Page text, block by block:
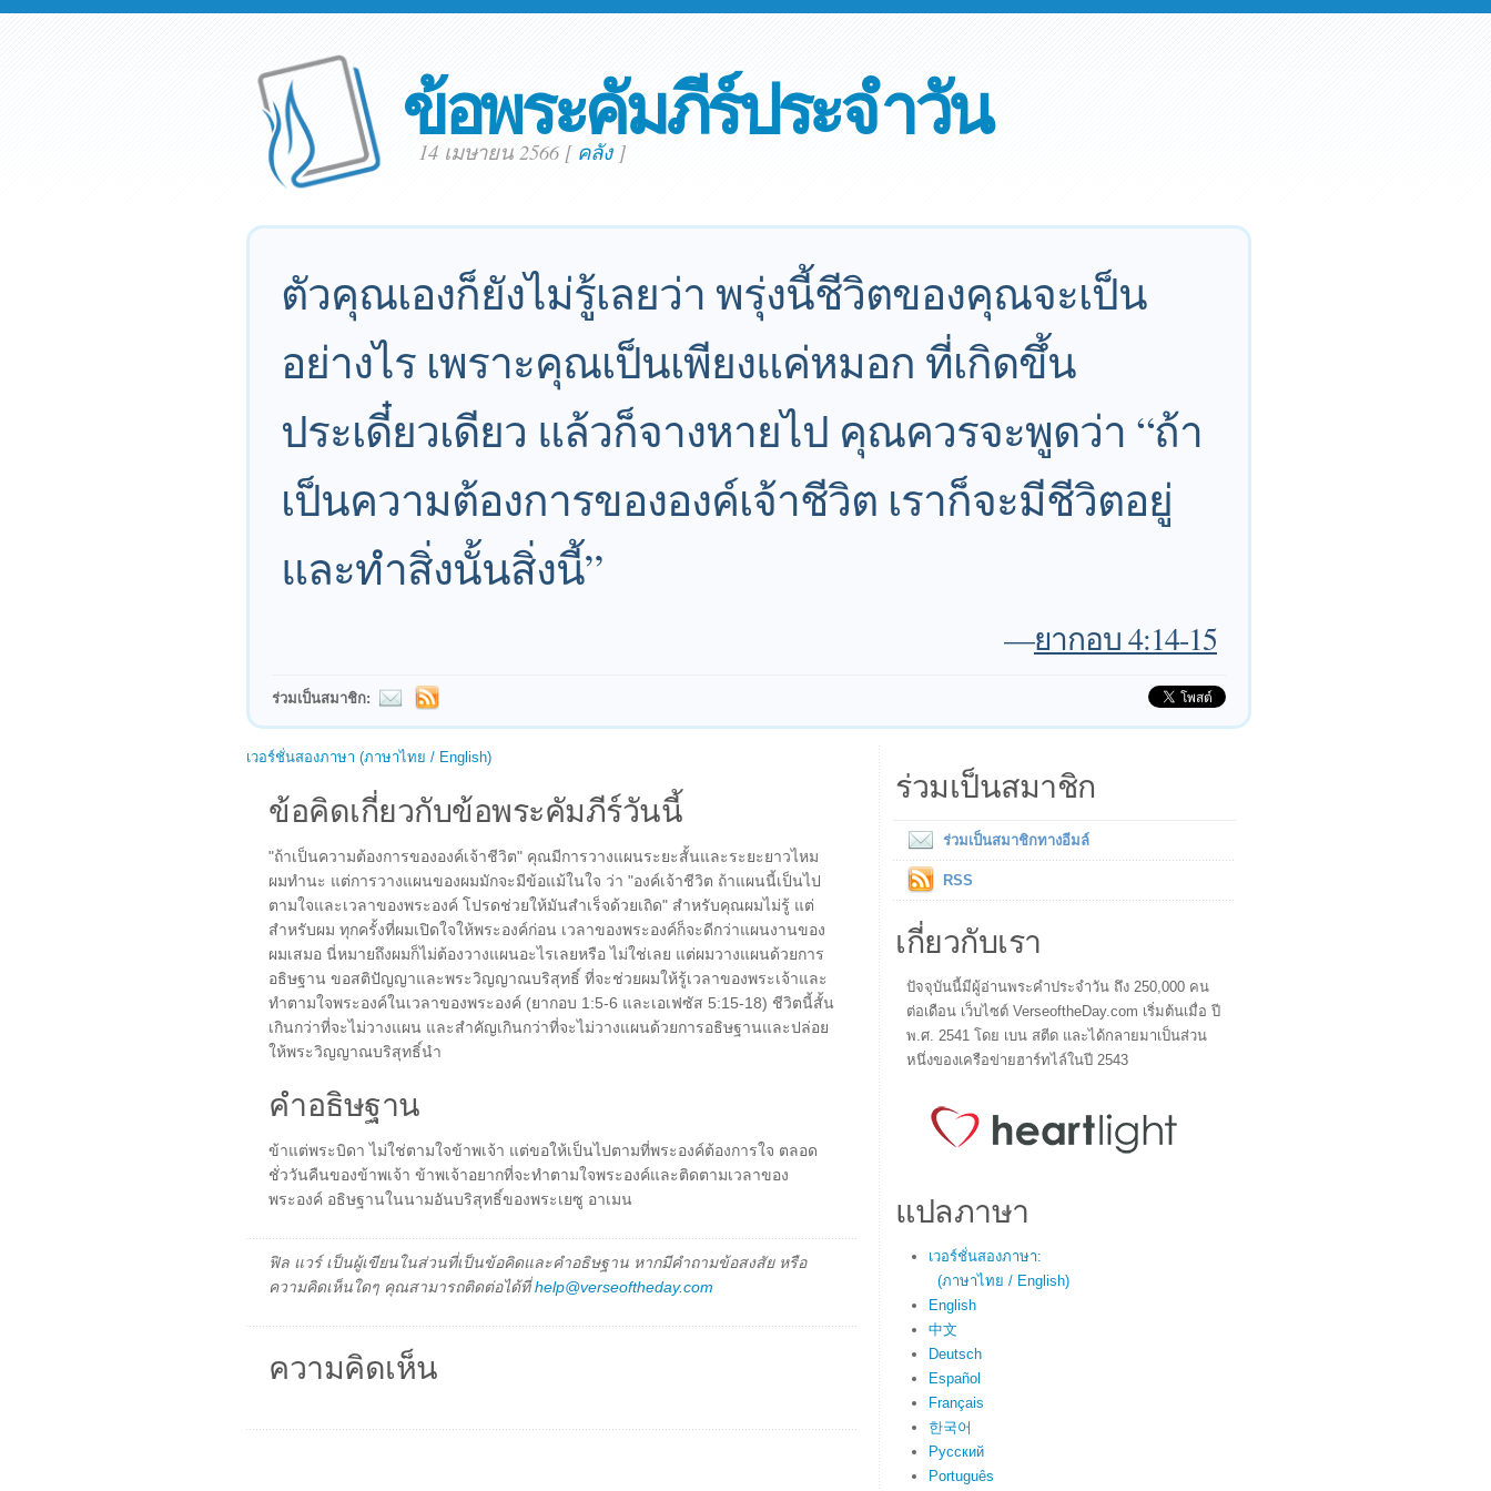
ข้อพระคัมภีร์ประจำวัน
14 เมษายน 2566 [ คลัง]
ตัวคุณเองก็ยังไม่รู้เลยว่า พรุ่งนี้ชีวิตของคุณจะเป็น
อย่างไร เพราะคุณเป็นเพียงแค่หมอก ที่เกิดขึ้น
ประเดี๋ยวเดียว แล้วก็จางหายไป คุณควรจะพูดว่า “ถ้า
เป็นความต้องการขององค์เจ้าชีวิต เราก็จะมีชีวิตอยู่
และทำสิ่งนั้นสิ่งนี้”
—ยากอบ 4:14-15
ร่วมเป็นสมาชิก:
เวอร์ชั่นสองภาษา (ภาษาไทย / English)
ข้อคิดเกี่ยวกับข้อพระคัมภีร์วันนี้
"ถ้าเป็นความต้องการขององค์เจ้าชีวิต" คุณมีการวางแผนระยะสั้นและระยะยาวไหม
ผมทำนะ แต่การวางแผนของผมมักจะมีข้อแม้ในใจ ว่า "องค์เจ้าชีวิต ถ้าแผนนี้เป็นไป
ตามใจและเวลาของพระองค์ โปรดช่วยให้มันสำเร็จด้วยเถิด" สำหรับคุณผมไม่รู้ แต่
สำหรับผม ทุกครั้งที่ผมเปิดใจให้พระองค์ก่อน เวลาของพระองค์ก็จะดีกว่าแผนงานของ
ผมเสมอ นี่หมายถึงผมก็ไม่ต้องวางแผนอะไรเลยหรือ ไม่ใช่เลย แต่ผมวางแผนด้วยการ
อธิษฐาน ขอสติปัญญาและพระวิญญาณบริสุทธิ์ ที่จะช่วยผมให้รู้เวลาของพระเจ้าและ
ทำตามใจพระองค์ในเวลาของพระองค์ (ยากอบ 1:5-6 และเอเฟซัส 5:15-18) ชีวิตนี้สั้น
เกินกว่าที่จะไม่วางแผน และสำคัญเกินกว่าที่จะไม่วางแผนด้วยการอธิษฐานและปล่อย
ให้พระวิญญาณบริสุทธิ์นำ
คำอธิษฐาน
ข้าแต่พระบิดา ไม่ใช่ตามใจข้าพเจ้า แต่ขอให้เป็นไปตามที่พระองค์ต้องการใจ ตลอด
ชั่ววันคืนของข้าพเจ้า ข้าพเจ้าอยากที่จะทำตามใจพระองค์และติดตามเวลาของ
พระองค์ อธิษฐานในนามอันบริสุทธิ์ของพระเยซู อาเมน
ฟิล แวร์ เป็นผู้เขียนในส่วนที่เป็นข้อคิดและคำอธิษฐาน หากมีคำถามข้อสงสัย หรือ
ความคิดเห็นใดๆ คุณสามารถติดต่อได้ที่help@verseoftheday.com
ความคิดเห็น
ร่วมเป็นสมาชิก
ร่วมเป็นสมาชิกทางอีมล์
RSS
เกี่ยวกับเรา
ปัจจุบันนี้มีผู้อ่านพระคำประจำวัน ถึง 250,000 คน
ต่อเดือน เว็บไซต์ VerseoftheDay.com เริ่มต้นเมื่อ ปี
พ.ศ. 2541 โดย เบน สตีด และได้กลายมาเป็นส่วน
หนึ่งของเครือข่ายฮาร์ทไล์ในปี 2543
แปลภาษา
เวอร์ชั่นสองภาษา:
(ภาษาไทย / English)
English
中文
Deutsch
Español
Français
한국어
Русский
Português